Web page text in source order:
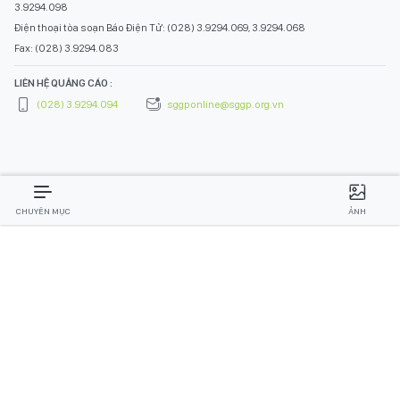
3.9294.098
Điện thoại tòa soạn Báo Điện Tử: (028) 3.9294.069, 3.9294.068
Fax: (028) 3.9294.083
LIÊN HỆ QUẢNG CÁO :
(028) 3.9294.094
sggponline@sggp.org.vn
CHUYÊN MỤC ẢNH